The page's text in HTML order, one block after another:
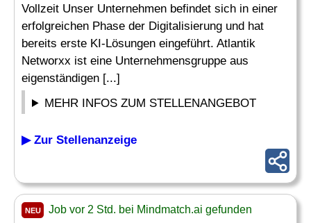
Vollzeit Unser Unternehmen befindet sich in einer
erfolgreichen Phase der Digitalisierung und hat
bereits erste KI-Lösungen eingeführt. Atlantik
Networxx ist eine Unternehmensgruppe aus
eigenständigen [...]
MEHR INFOS ZUM STELLENANGEBOT
▶ Zur Stellenanzeige
NEU Job vor 2 Std. bei Mindmatch.ai gefunden